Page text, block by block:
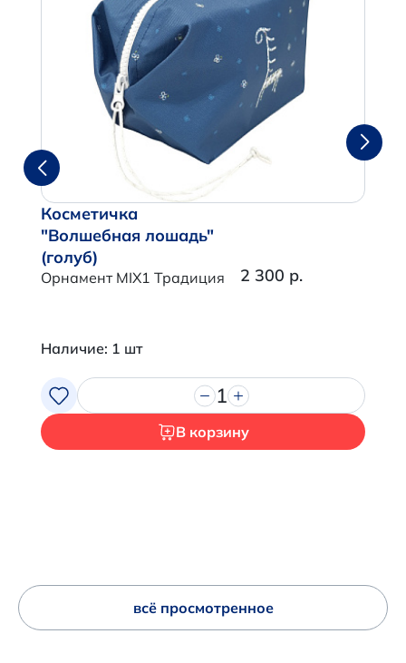
Косметичка
"Волшебная лошадь"
(голуб)
Орнамент MIX1 Традиция 2 300 р.
Наличие: 1 шт
1
В корзину
всё просмотренное